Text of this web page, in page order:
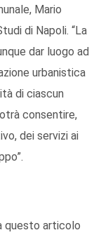
Mario
di Napoli. “La
dar luogo ad
urbanistica
di ciascun
consentire,
dei servizi ai
questo articolo